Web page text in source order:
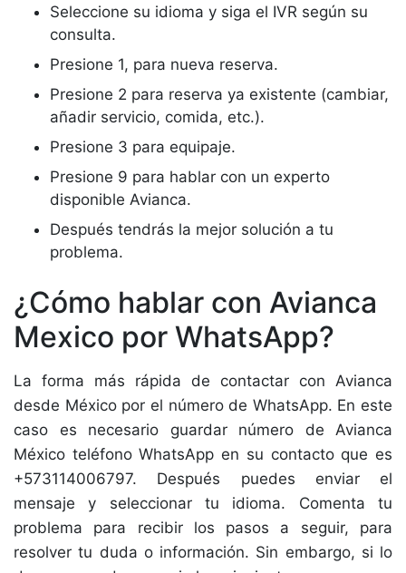
Seleccione su idioma y siga el IVR según su
consulta.
Presione 1, para nueva reserva.
Presione 2 para reserva ya existente (cambiar,
añadir servicio, comida, etc.).
Presione 3 para equipaje.
Presione 9 para hablar con un experto
disponible Avianca.
Después tendrás la mejor solución a tu
problema.
¿Cómo hablar con Avianca
Mexico por WhatsApp?
La forma más rápida de contactar con Avianca
desde México por el número de WhatsApp. En este
caso es necesario guardar número de Avianca
México teléfono WhatsApp en su contacto que es
+573114006797. Después puedes enviar el
mensaje y seleccionar tu idioma. Comenta tu
problema para recibir los pasos a seguir, para
resolver tu duda o información. Sin embargo, si lo